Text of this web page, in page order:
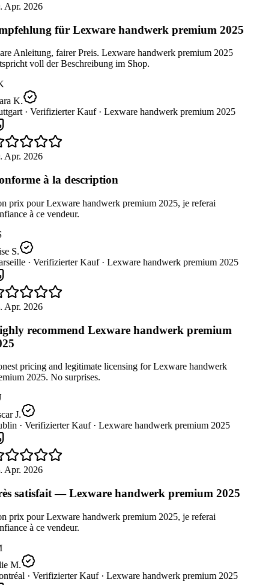
Apr. 2026
für Lexware handwerk premium 2025
Anleitung, fairer Preis. Lexware handwerk premium 2025
voll der Beschreibung im Shop.
K.
· Verifizierter Kauf · Lexware handwerk premium 2025
Apr. 2026
à la description
prix pour Lexware handwerk premium 2025, je referai
à ce vendeur.
S.
· Verifizierter Kauf · Lexware handwerk premium 2025
Apr. 2026
recommend Lexware handwerk premium
pricing and legitimate licensing for Lexware handwerk
2025. No surprises.
J.
· Verifizierter Kauf · Lexware handwerk premium 2025
Apr. 2026
satisfait — Lexware handwerk premium 2025
prix pour Lexware handwerk premium 2025, je referai
à ce vendeur.
M.
· Verifizierter Kauf · Lexware handwerk premium 2025